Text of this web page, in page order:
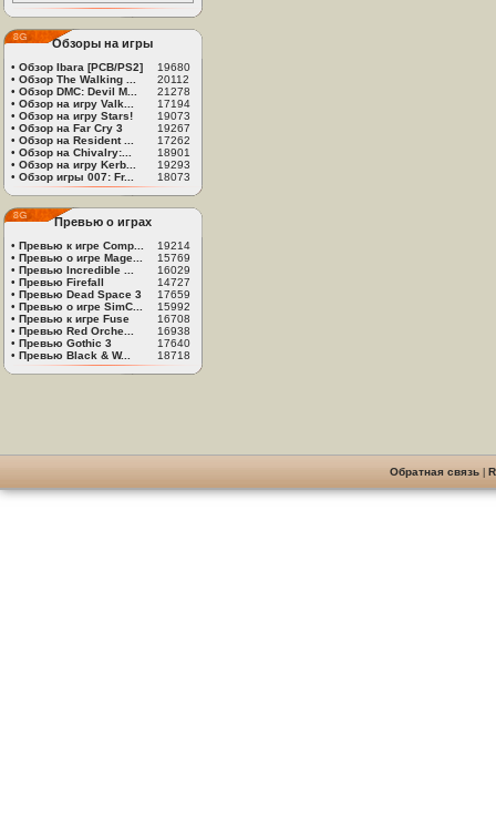
Обзоры на игры
• Обзор Ibara [PCB/PS2]
19680
• Обзор The Walking ...
20112
• Обзор DMC: Devil M...
21278
• Обзор на игру Valk...
17194
• Обзор на игру Stars!
19073
• Обзор на Far Cry 3
19267
• Обзор на Resident ...
17262
• Обзор на Chivalry:...
18901
• Обзор на игру Kerb...
19293
• Обзор игры 007: Fr... 18073
Превью о играх
• Превью к игре Comp...
19214
• Превью о игре Mage...
15769
• Превью Incredible ...
16029
• Превью Firefall
14727
• Превью Dead Space 3
17659
• Превью о игре SimC...
15992
• Превью к игре Fuse
16708
• Превью Red Orche...
16938
• Превью Gothic 3
17640
• Превью Black & W... 18718
Обратная связь